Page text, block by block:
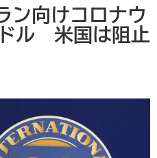
ン向けコロナウ
ル 米国は阻止